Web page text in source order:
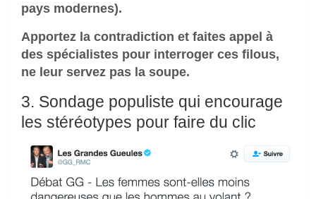
pays modernes).
Apportez la contradiction et faites appel à
des spécialistes pour interroger ces filous,
ne leur servez pas la soupe.
3. Sondage populiste qui encourage
les stéréotypes pour faire du clic